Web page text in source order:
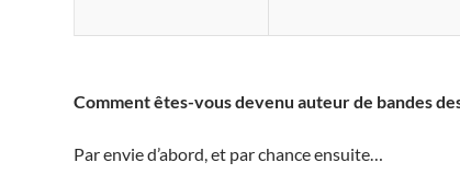
Comment êtes-vous devenu auteur de bandes
Par envie d’abord, et par chance ensuite…